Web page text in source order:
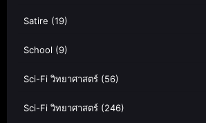
Satire (19)
School (9)
Sci-Fi วิทยาศาสตร์ (56)
Sci-Fi วิทยาศาสตร์ (246)